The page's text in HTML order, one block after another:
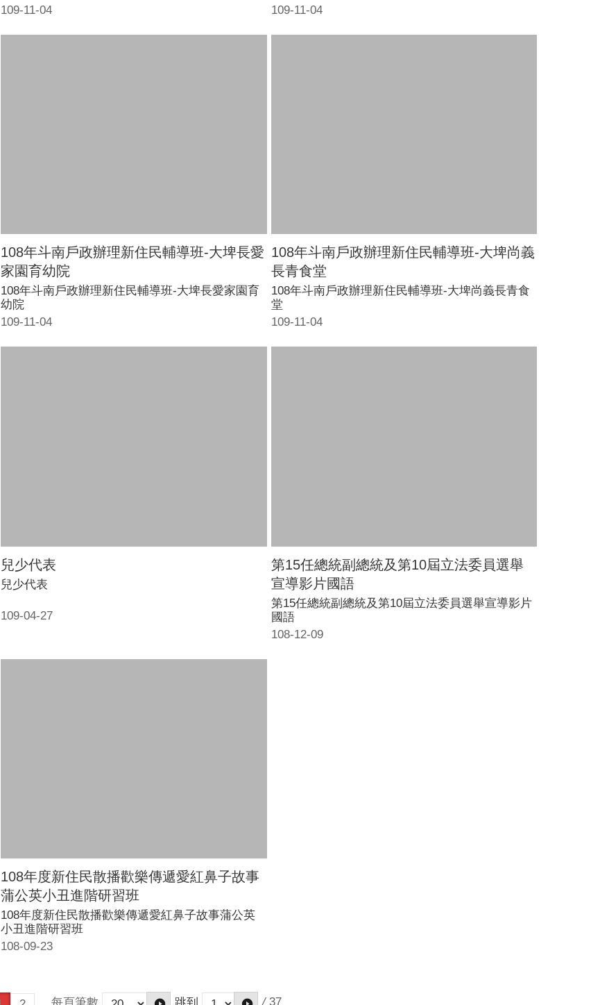
109-11-04 109-11-04
108年斗南戶政辦理新住民輔導班-大埤長愛
家園育幼院
109-11-04
108年斗南戶政辦理新住民輔導班-大埤長愛家園育
幼院
108年斗南戶政辦理新住民輔導班-大埤尚義
長青食堂
109-11-04
108年斗南戶政辦理新住民輔導班-大埤尚義長青食
堂
兒少代表
109-04-27
兒少代表
第15任總統副總統及第10屆立法委員選舉
宣導影片國語
108-12-09
第15任總統副總統及第10屆立法委員選舉宣導影片
國語
108年度新住民散播歡樂傳遞愛紅鼻子故事
蒲公英小丑進階研習班
108-09-23
108年度新住民散播歡樂傳遞愛紅鼻子故事蒲公英
小丑進階研習班
/ 37